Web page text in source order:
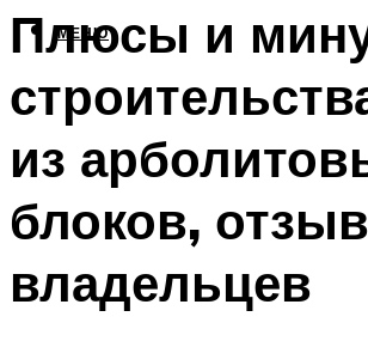
МЕНЮ
Плюсы и
из
блоков,
владельцев